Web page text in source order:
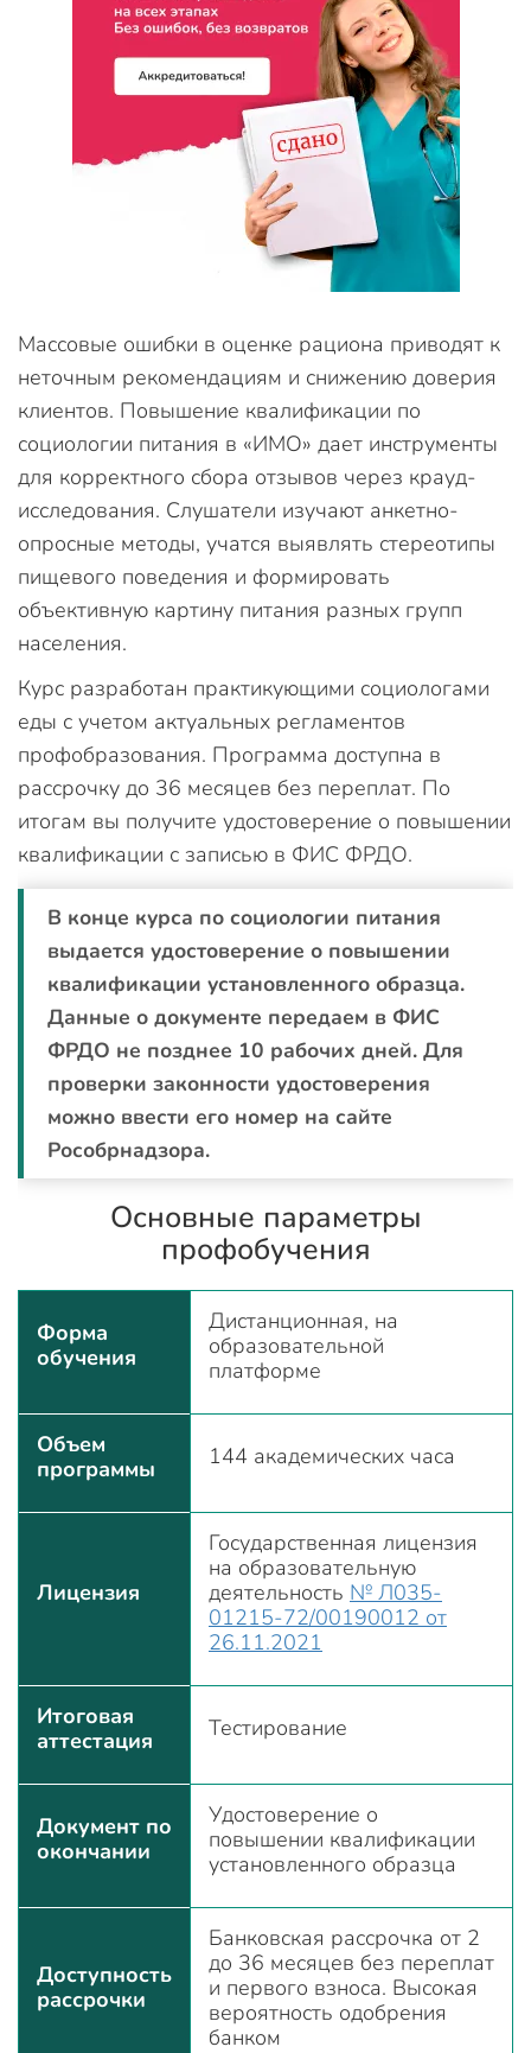
Массовые ошибки в оценке рациона приводят к
неточным рекомендациям и снижению доверия
клиентов. Повышение квалификации по
социологии питания в «ИМО» дает инструменты
для корректного сбора отзывов через крауд-
исследования. Слушатели изучают анкетно-
опросные методы, учатся выявлять стереотипы
пищевого поведения и формировать
объективную картину питания разных групп
населения.
Курс разработан практикующими социологами
еды с учетом актуальных регламентов
профобразования. Программа доступна в
рассрочку до 36 месяцев без переплат. По
итогам вы получите удостоверение о повышении
квалификации с записью в ФИС ФРДО.
В конце курса по социологии питания
выдается удостоверение о повышении
квалификации установленного образца.
Данные о документе передаем в ФИС
ФРДО не позднее 10 рабочих дней. Для
проверки законности удостоверения
можно ввести его номер на сайте
Рособрнадзора.
Основные параметры
профобучения
Форма
обучения
Дистанционная, на
образовательной
платформе
Объем
программы
144 академических часа
Лицензия
Государственная лицензия
на образовательную
деятельность № Л035-
01215-72/00190012 от
26.11.2021
Итоговая
аттестация
Тестирование
Документ по
окончании
Удостоверение о
повышении квалификации
установленного образца
Доступность
рассрочки
Банковская рассрочка от 2
до 36 месяцев без переплат
и первого взноса. Высокая
вероятность одобрения
банком